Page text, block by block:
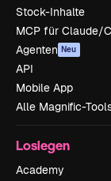
Stock-Inhalte
MCP für Claude/
Agenten Neu
API
Mobile App
Alle Magnific-
Loslegen
Academy